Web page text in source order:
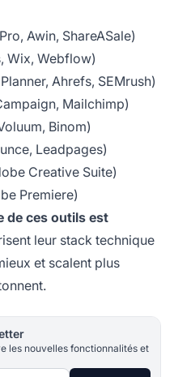
Awin, ShareASale)
Wix, Webflow)
Ahrefs, SEMrush)
Mailchimp)
Binom)
Leadpages)
Creative Suite)
Premiere)
de ces outils est
leur stack technique
et scalent plus
les nouvelles fonctionnalités et